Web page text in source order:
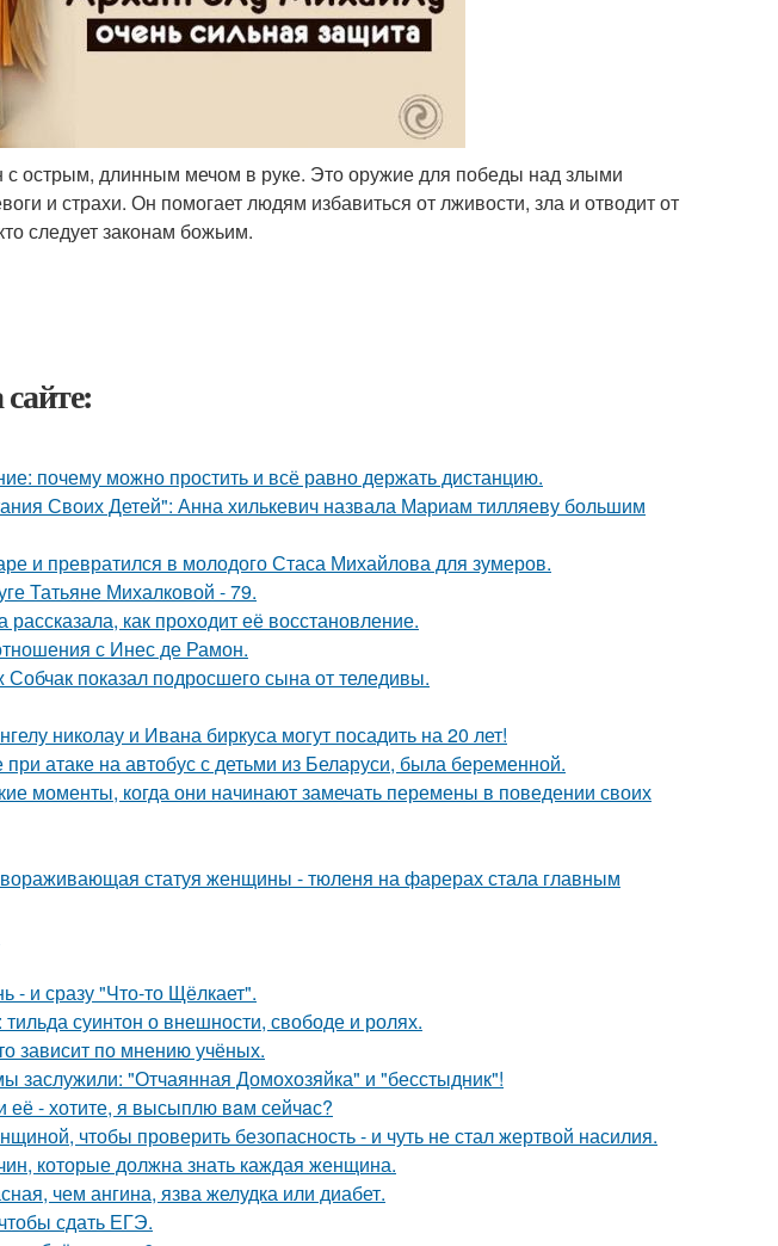
с острым, длинным мечом в руке. Это оружие для победы над злыми
и страхи. Он помогает людям избавиться от лживости, зла и отводит от
следует законам божьим.
почему можно простить и всё равно держать дистанцию.
Своих Детей": Анна хилькевич назвала Мариам тилляеву большим
и превратился в молодого Стаса Михайлова для зумеров.
Татьяне Михалковой - 79.
как проходит её восстановление.
с Инес де Рамон.
показал подросшего сына от теледивы.
николау и Ивана биркуса могут посадить на 20 лет!
атаке на автобус с детьми из Беларуси, была беременной.
моменты, когда они начинают замечать перемены в поведении своих
статуя женщины - тюленя на фарерах стала главным
- и сразу "Что-то Щёлкает".
суинтон о внешности, свободе и ролях.
зависит по мнению учёных.
заслужили: "Отчаянная Домохозяйка" и "бесстыдник"!
её - хотите, я высыплю вaм сейчaс?
чтобы проверить безопасность - и чуть не стал жертвой насилия.
которые должна знать каждая женщина.
чем ангина, язва желудка или диабет.
сдать ЕГЭ.